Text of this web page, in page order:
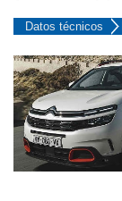
Datos técnicos